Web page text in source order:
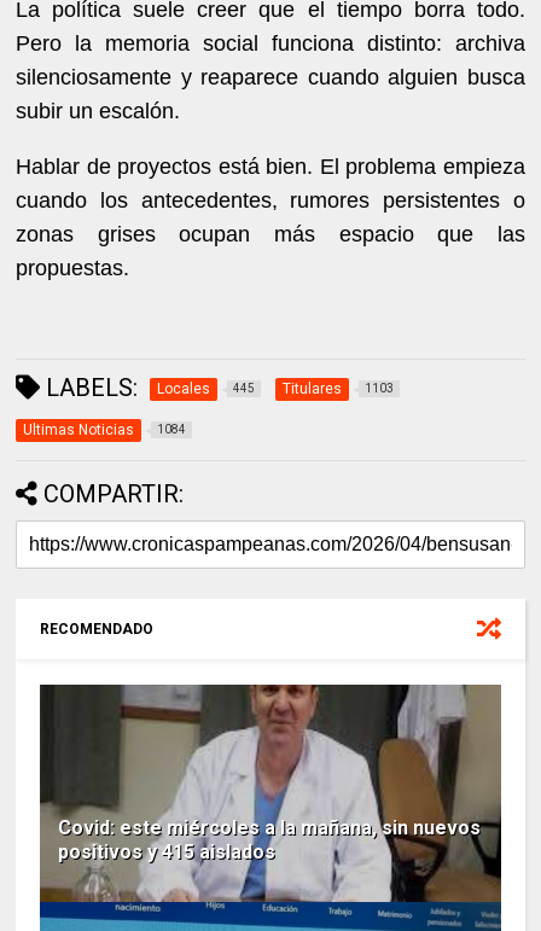
La política suele creer que el tiempo borra todo.
Pero la memoria social funciona distinto: archiva
silenciosamente y reaparece cuando alguien busca
subir un escalón.
Hablar de proyectos está bien. El problema empieza
cuando los antecedentes, rumores persistentes o
zonas grises ocupan más espacio que las
propuestas.
LABELS: Locales 445 Titulares 1103
Ultimas Noticias 1084
COMPARTIR:
RECOMENDADO
Covid: este miércoles a la mañana, sin nuevos
positivos y 415 aislados